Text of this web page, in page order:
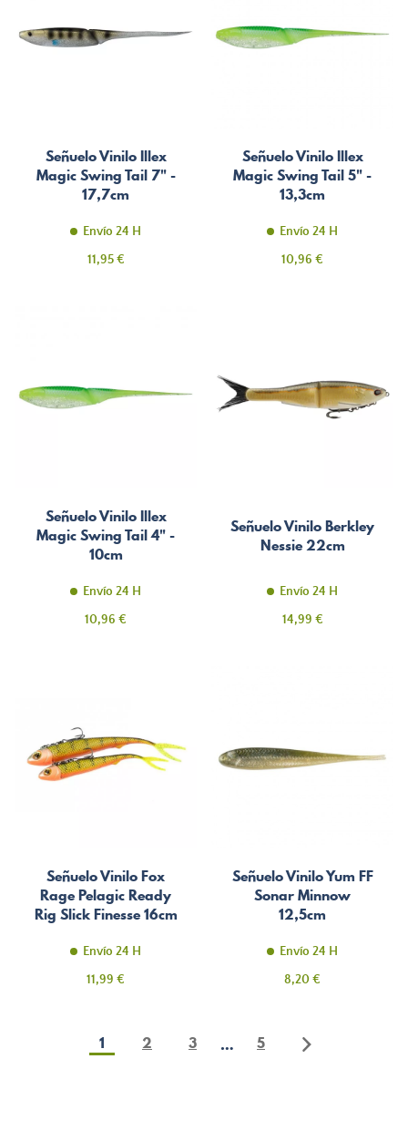
Señuelo Vinilo Illex
Magic Swing Tail 7" -
17,7cm
Envío 24 H
Precio
11,95 €
Señuelo Vinilo Illex
Magic Swing Tail 5" -
13,3cm
Envío 24 H
Precio
10,96 €
Señuelo Vinilo Illex
Magic Swing Tail 4" -
10cm
Envío 24 H
Precio
10,96 €
Señuelo Vinilo Berkley
Nessie 22cm
Envío 24 H
Precio
14,99 €
Señuelo Vinilo Fox
Rage Pelagic Ready
Rig Slick Finesse 16cm
Envío 24 H
Precio
11,99 €
Señuelo Vinilo Yum FF
Sonar Minnow
12,5cm
Envío 24 H
Precio
8,20 €
1 2 3 … 5